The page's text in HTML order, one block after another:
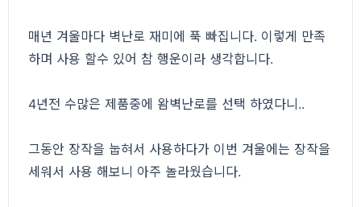
매년 겨울마다 벽난로 재미에 푹 빠집니다. 이렇게 만족
하며 사용 할수 있어 참 행운이라 생각합니다.
4년전 수많은 제품중에 왐벽난로를 선택 하였다니..
그동안 장작을 눕혀서 사용하다가 이번 겨울에는 장작을
세워서 사용 해보니 아주 놀라웠습니다.